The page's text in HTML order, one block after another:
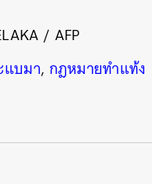
/ AFP
แบมา, กฎหมายทำแท้ง
SHARE TWEET